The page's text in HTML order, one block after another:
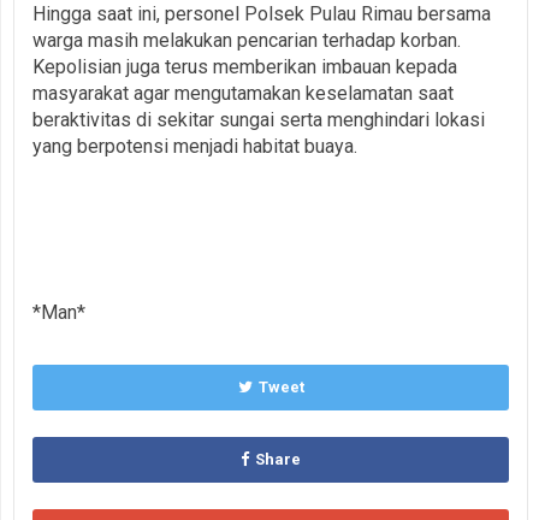
Hingga saat ini, personel Polsek Pulau Rimau bersama
warga masih melakukan pencarian terhadap korban.
Kepolisian juga terus memberikan imbauan kepada
masyarakat agar mengutamakan keselamatan saat
beraktivitas di sekitar sungai serta menghindari lokasi
yang berpotensi menjadi habitat buaya.
*Man*
Tweet
Share